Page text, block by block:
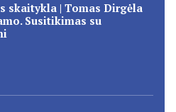
skaitykla | Tomas Dirgėla
Susitikimas su